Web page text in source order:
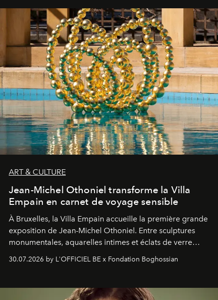
ART & CULTURE
Jean-Michel Othoniel transforme la Villa
Empain en carnet de voyage sensible
À Bruxelles, la Villa Empain accueille la première grande
exposition de Jean-Michel Othoniel. Entre sculptures
monumentales, aquarelles intimes et éclats de verre
soufflé, l’artiste français compose un itinéraire
émotionnel où chaque œuvre devient le souvenir
émerveillement.
30.07.2026 by L'OFFICIEL BE x Fondation Boghossian